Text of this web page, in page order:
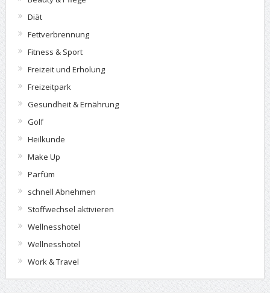
Diät
Fettverbrennung
Fitness & Sport
Freizeit und Erholung
Freizeitpark
Gesundheit & Ernährung
Golf
Heilkunde
Make Up
Parfüm
schnell Abnehmen
Stoffwechsel aktivieren
Wellnesshotel
Wellnesshotel
Work & Travel